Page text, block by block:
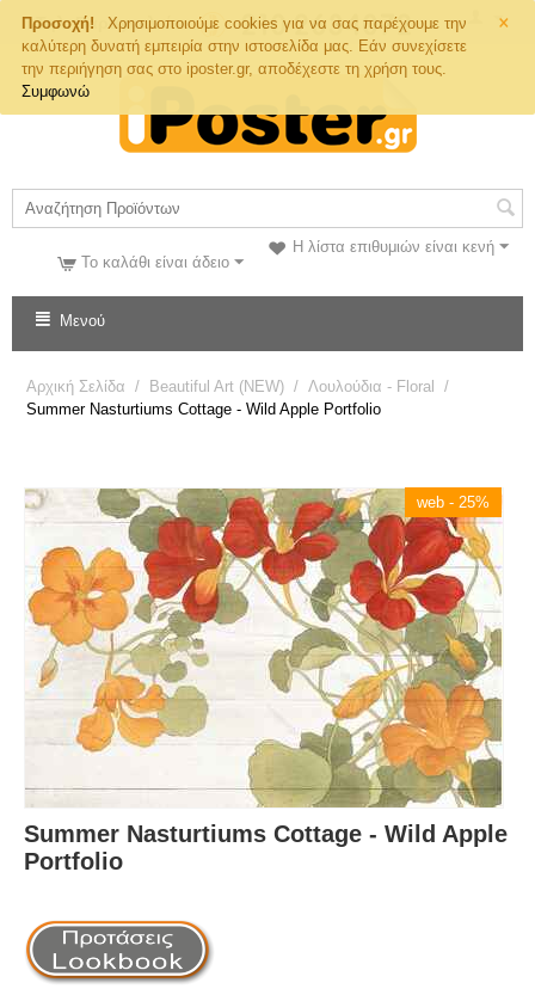
×
Προσοχή!
Χρησιμοποιούμε cookies για να σας παρέχουμε την
καλύτερη δυνατή εμπειρία στην ιστοσελίδα μας. Εάν συνεχίσετε
την περιήγηση σας στο iposter.gr, αποδέχεστε τη χρήση τους.
Συμφωνώ
Τηλ. Παραγγελιών
Η λίστα επιθυμιών είναι κενή
Το καλάθι είναι άδειο
Μενού
Αρχική Σελίδα / Beautiful Art (NEW) / Λουλούδια - Floral
/
Summer Nasturtiums Cottage - Wild Apple Portfolio
web - 25%
Summer Nasturtiums Cottage - Wild Apple
Portfolio